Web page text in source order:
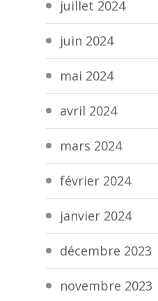
juillet 2024
juin 2024
mai 2024
avril 2024
mars 2024
février 2024
janvier 2024
décembre 2023
novembre 2023